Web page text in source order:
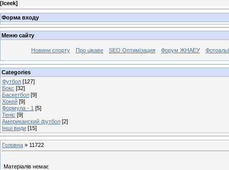
[Iceek]
Форма входу
Меню сайту
Новини спорту Про цікаве SEO Оптимізация Форум ЖНАЕУ
Categories
Футбол [127]
Бокс [32]
Баскетбол [9]
Хокей [9]
Формула - 1 [5]
Теніс [9]
Американский футбол [2]
Інші види [15]
Головна » 11722
Матеріалів немає